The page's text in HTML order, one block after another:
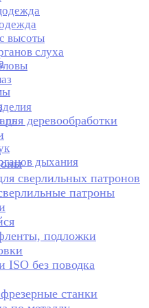
высоты
слуха
дыхания
деревообработки
сверлильных патронов
патроны
подложки
ISO без поводка
станки